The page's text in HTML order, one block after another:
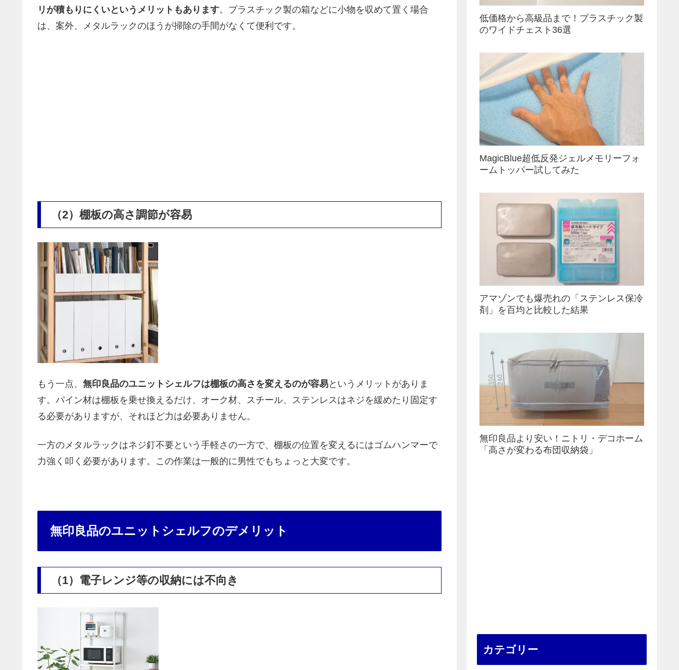
リが積もりにくいというメリットもあります。プラスチック製の箱などに小物を収めて置く場合
は、案外、メタルラックのほうが掃除の手間がなくて便利です。
（2）棚板の高さ調節が容易
もう一点、 無印良品のユニットシェルフは棚板の高さを変えるのが容易というメリットがありま
す。パイン材は棚板を乗せ換えるだけ、オーク材、スチール、ステンレスはネジを緩めたり固定す
る必要がありますが、それほど力は必要ありません。
一方のメタルラックはネジ釘不要という手軽さの一方で、棚板の位置を変えるにはゴムハンマーで
力強く叩く必要があります。この作業は一般的に男性でもちょっと大変です。
無印良品のユニットシェルフのデメリット
（1）電子レンジ等の収納には不向き
低価格から高級品まで！プラスチック製
のワイドチェスト36選
MagicBlue超低反発ジェルメモリーフォ
ームトッパー試してみた
アマゾンでも爆売れの「ステンレス保冷
剤」を百均と比較した結果
無印良品より安い！ニトリ・デコホーム
「高さが変わる布団収納袋」
カテゴリー